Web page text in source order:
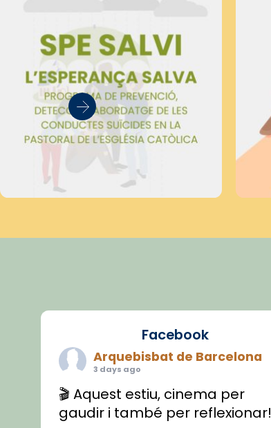
Facebook
Arquebisbat de Barcelona
3 days ago
🎬 Aquest estiu, cinema per
gaudir i també per reflexionar!